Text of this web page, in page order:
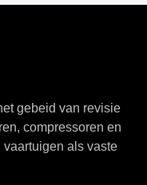
gebeid van revisie
compressoren en
als vaste